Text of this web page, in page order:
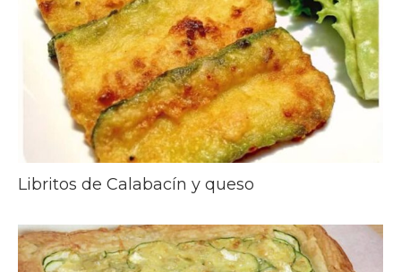
Libritos de Calabacín y queso